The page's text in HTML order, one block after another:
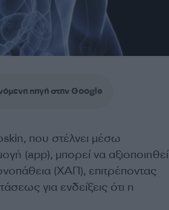
πηγή στην Google
που στέλνει μέσω
(app), μπορεί να αξιοποιηθεί
(ΧΑΠ), επιτρέποντας
για ενδείξεις ότι η